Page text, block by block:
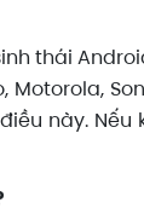
thái
Motorola,
này.